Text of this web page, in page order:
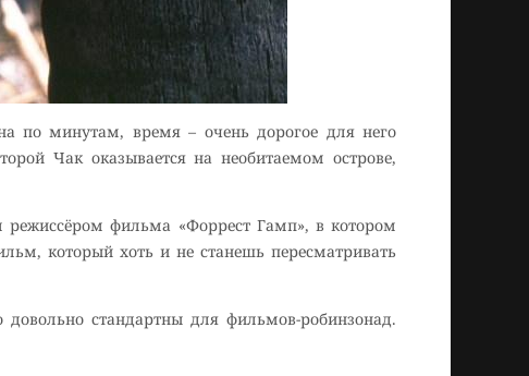
по минутам, время – очень дорогое для него
Чак оказывается на необитаемом острове,
режиссёром фильма «Форрест Гамп», в котором
который хоть и не станешь пересматривать
стандартны для фильмов-робинзонад.